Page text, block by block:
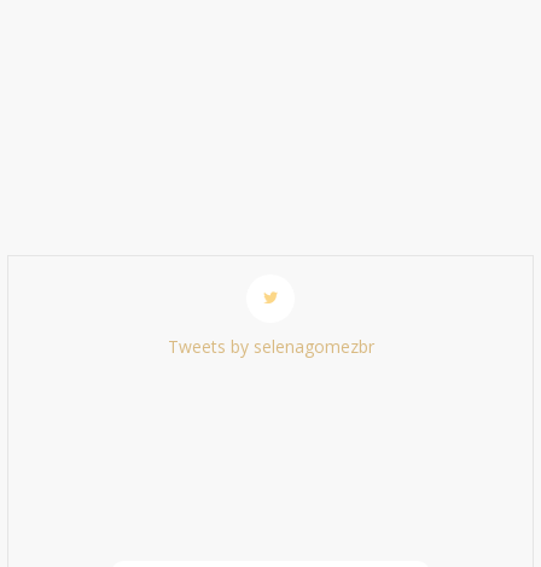
Tweets by selenagomezbr